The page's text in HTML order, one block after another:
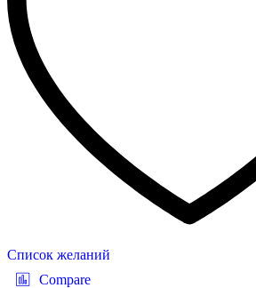
Список желаний
Compare